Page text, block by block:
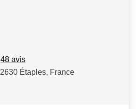
48 avis
Étaples, France